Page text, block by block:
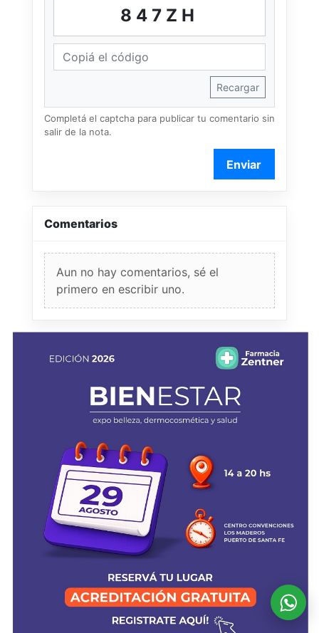
847ZH
Recargar
Completá el captcha para publicar tu comentario sin
salir de la nota.
Enviar
Comentarios
Aun no hay comentarios, sé el
primero en escribir uno.